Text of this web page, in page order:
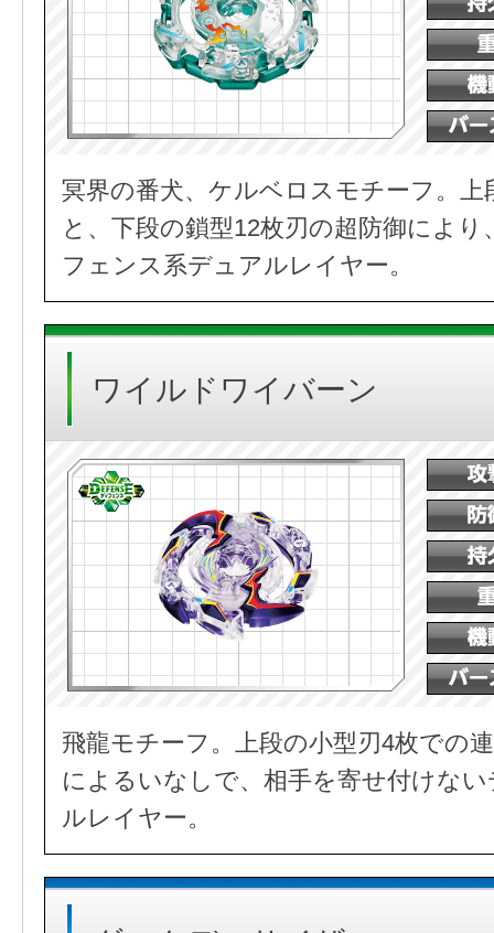
冥界の番犬、ケルベロスモチーフ。上
と、下段の鎖型12枚刃の超防御によ
フェンス系デュアルレイヤー。
ワイルドワイバーン
飛龍モチーフ。上段の小型刃4枚での
によるいなしで、相手を寄せ付けな
ルレイヤー。